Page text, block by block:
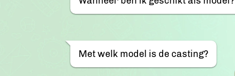
Met welk model is de casting?